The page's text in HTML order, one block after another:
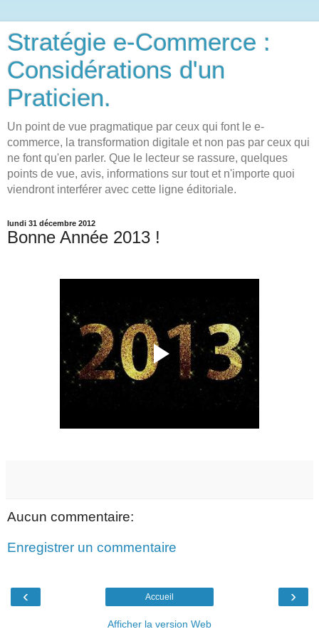
Stratégie e-Commerce :
Considérations d'un
Praticien.
Un point de vue pragmatique par ceux qui font le e-
commerce, la transformation digitale et non pas par ceux qui
ne font qu'en parler. Que le lecteur se rassure, quelques
points de vue, avis, informations sur tout et n'importe quoi
viendront interférer avec cette ligne éditoriale.
lundi 31 décembre 2012
Bonne Année 2013 !
Aucun commentaire:
Enregistrer un commentaire
‹ ›
Accueil
Afficher la version Web